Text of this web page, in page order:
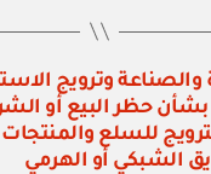
والصناعة وترويج
رقم ١٠٥ / ٢٠٢١ بشأن حظر البيع
للسلع
الشبكي أو الهرمي